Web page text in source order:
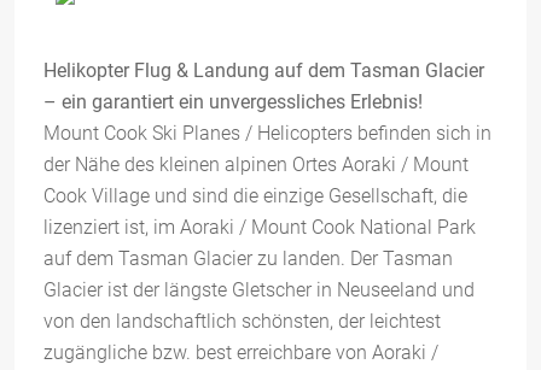
Helikopter Flug & Landung auf dem Tasman Glacier
– ein garantiert ein unvergessliches Erlebnis!
Mount Cook Ski Planes / Helicopters befinden sich in
der Nähe des kleinen alpinen Ortes Aoraki / Mount
Cook Village und sind die einzige Gesellschaft, die
lizenziert ist, im Aoraki / Mount Cook National Park
auf dem Tasman Glacier zu landen. Der Tasman
Glacier ist der längste Gletscher in Neuseeland und
von den landschaftlich schönsten, der leichtest
zugängliche bzw. best erreichbare von Aoraki /